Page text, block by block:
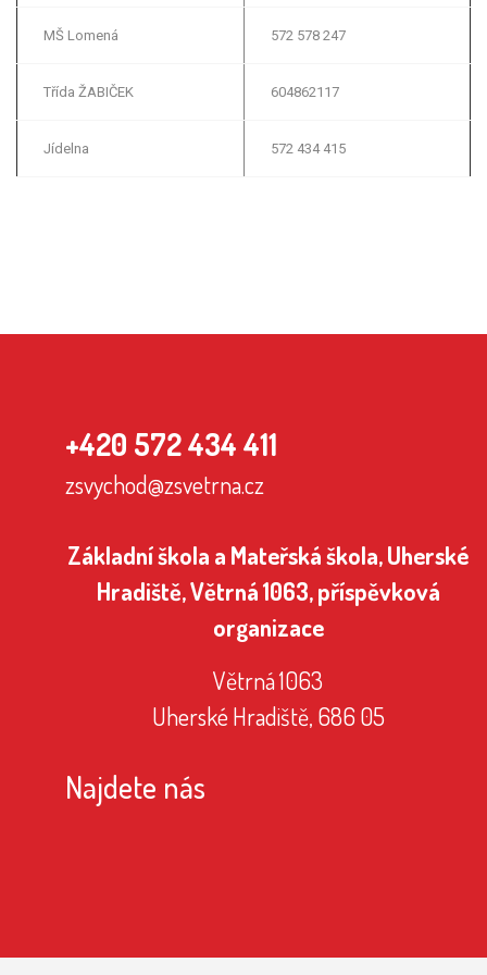
MŠ Lomená 572 578 247
Třída ŽABIČEK 604862117
Jídelna 572 434 415
+420 572 434 411
zsvychod@zsvetrna.cz
Základní škola a Mateřská škola, Uherské
Hradiště, Větrná 1063, příspěvková
organizace
Větrná 1063
Uherské Hradiště, 686 05
Najdete nás